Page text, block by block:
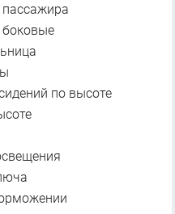
боковые
по высоте